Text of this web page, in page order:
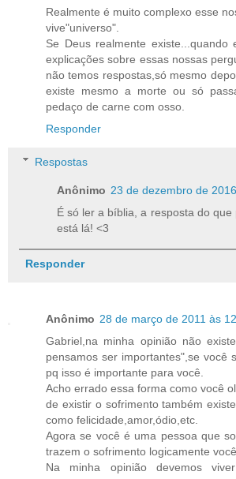
Realmente é muito complexo esse
vive"universo".
Se Deus realmente
explicações sobre essas nossas
não temos respostas,só mesmo
existe mesmo a morte ou só
pedaço de carne com osso.
Responder
Respostas
Anônimo 23 de dezembro de
É só ler a bíblia, a resposta do
está lá! <3
Responder
Anônimo 28 de março de 2011 às
Gabriel,na minha opinião não
pensamos ser importantes",se você
pq isso é importante para você.
Acho errado essa forma como você
de existir o sofrimento também
como felicidade,amor,ódio,etc.
Agora se você é uma pessoa que
trazem o sofrimento logicamente
Na minha opinião devemos